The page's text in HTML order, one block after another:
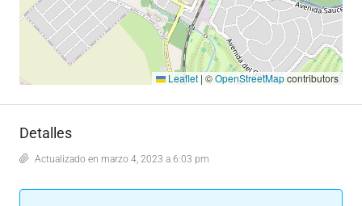
Leaflet | ©OpenStreetMapcontributors
Detalles
Actualizado en marzo 4, 2023 a 6:03 pm